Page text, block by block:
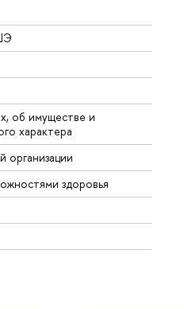
об имуществе и
характера
организации
здоровья